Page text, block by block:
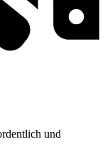
und